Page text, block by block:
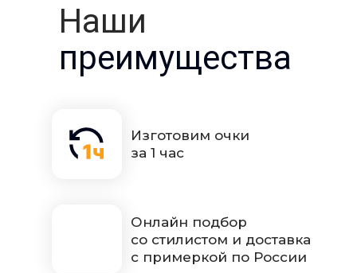
Наши
преимущества
Изготовим очки
за 1 час
Онлайн подбор
со стилистом и доставка
с примеркой по России